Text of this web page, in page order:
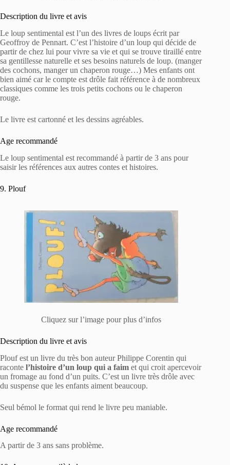
Description du livre et avis
Le loup sentimental est l’un des livres de loups écrit par
Geoffroy de Pennart. C’est l’histoire d’un loup qui décide de
partir de chez lui pour vivre sa vie et qui se trouve tiraillé entre
sa gentillesse naturelle et ses besoins naturels de loup. (manger
des cochons, manger un chaperon rouge…) Mes enfants ont
bien aimé car le compte est drôle fait référence à de nombreux
classiques comme les trois petits cochons ou le chaperon
rouge.
Le livre est cartonné et les dessins agréables.
Age recommandé
Le loup sentimental est recommandé à partir de 3 ans pour
saisir les références aux autres contes et histoires.
9. Plouf
Cliquez sur l’image pour plus d’infos
Description du livre et avis
Plouf est un livre du très bon auteur Philippe Corentin qui
raconte l’histoire d’un loup qui a faim et qui croit apercevoir
un fromage au fond d’un puits. C’est un livre très drôle avec
du suspense que les enfants aiment beaucoup.
Seul bémol le format qui rend le livre peu maniable.
Age recommandé
A partir de 3 ans sans problème.